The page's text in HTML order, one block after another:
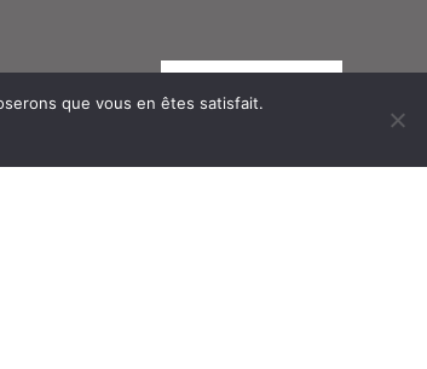
que vous en êtes satisfait.